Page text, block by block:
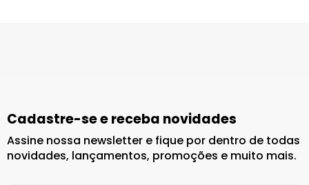
Cadastre-se e receba novidades
Assine nossa newsletter e fique por dentro de todas
novidades, lançamentos, promoções e muito mais.